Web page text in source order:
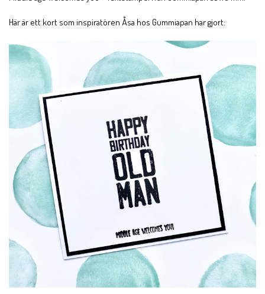
Här är ett kort som inspiratören Åsa hos Gummiapan har gjort: